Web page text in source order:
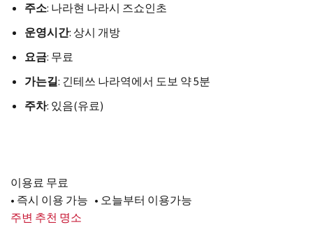
주소: 나라현 나라시 즈쇼인초
운영시간: 상시 개방
요금: 무료
가는길: 긴테쓰 나라역에서 도보 약 5분
주차: 있음(유료)
이용료 무료
• 즉시 이용 가능 • 오늘부터 이용가능
주변 추천 명소